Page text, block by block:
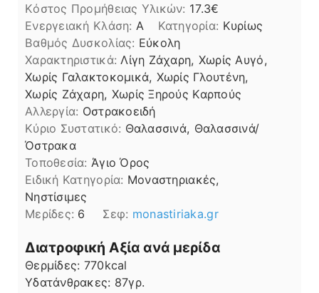
Kόστος Προμήθειας Υλικών: 17.3
Ενεργειακή Κλάση: A Κατηγορία: Κυρίως
Βαθμός Δυσκολίας: Εύκολη
Χαρακτηριστικά: Λίγη Ζάχαρη, Χωρίς Αυγό,
Χωρίς Γαλακτοκομικά, Χωρίς Γλουτένη,
Χωρίς Ζάχαρη, Χωρίς Ξηρούς Καρπούς
Αλλεργία: Οστρακοειδή
Kύριο Συστατικό: Θαλασσινά, Θαλασσινά/
Όστρακα
Τοποθεσία: Άγιο Όρος
Ειδική Κατηγορία: Μοναστηριακές,
Νηστίσιμες
Μερίδες: 6 Σεφ: monastiriaka.gr
Διατροφική Αξία ανά μερίδα
Θερμίδες: 770kcal
Υδατάνθρακες: 87γρ.